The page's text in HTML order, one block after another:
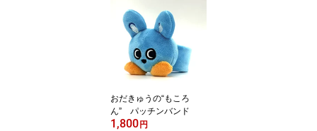
ります。
おだきゅうの“もころ
ん” パッチンバンド
1,800 円